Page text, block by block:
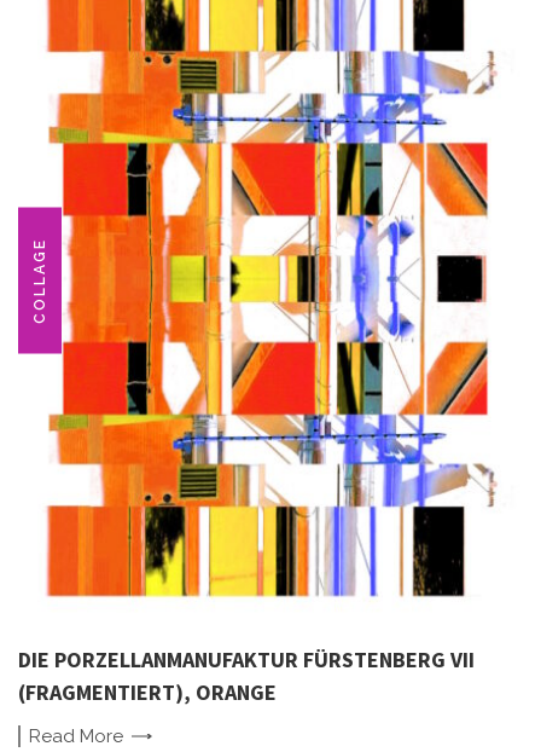
COLLAGE
DIE PORZELLANMANUFAKTUR FÜRSTENBERG VII
(FRAGMENTIERT), ORANGE
Read More